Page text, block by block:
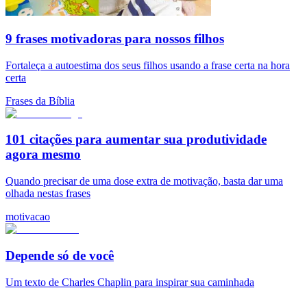
9 frases motivadoras para nossos filhos
Fortaleça a autoestima dos seus filhos usando a frase certa na hora
certa
Frases da Bíblia
101 citações para aumentar sua produtividade
agora mesmo
Quando precisar de uma dose extra de motivação, basta dar uma
olhada nestas frases
motivacao
Depende só de você
Um texto de Charles Chaplin para inspirar sua caminhada